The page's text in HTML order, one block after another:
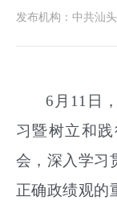
发布机构： 中共汕
6 月 11 日
习暨树立和
会，深入学习
正确政绩观的